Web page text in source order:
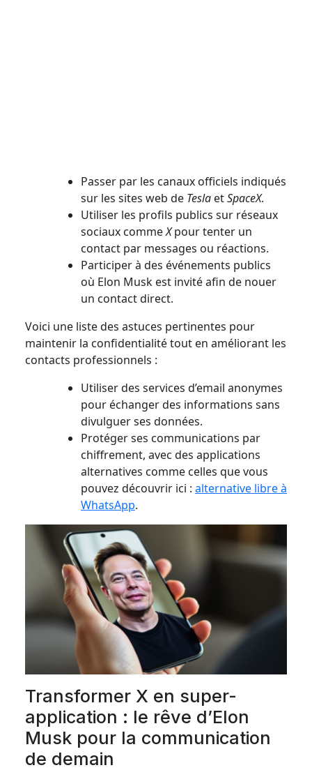
Passer par les canaux officiels indiqués
sur les sites web de Tesla etSpaceX.
Utiliser les profils publics sur réseaux
sociaux commeXpour tenter un
contact par messages ou réactions.
Participer à des événements publics
où Elon Musk est invité afin de nouer
un contact direct.
Voici une liste des astuces pertinentes pour
maintenir la confidentialité tout en améliorant les
contacts professionnels :
Utiliser des services d’email anonymes
pour échanger des informations sans
divulguer ses données.
Protéger ses communications par
chiffrement, avec des applications
alternatives comme celles que vous
pouvez découvrir ici : alternative libre à
WhatsApp.
Transformer X en super-
application : le rêve d’Elon
Musk pour la communication
de demain